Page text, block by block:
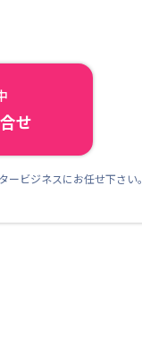
せ
ビジネスにお任せ下さい。